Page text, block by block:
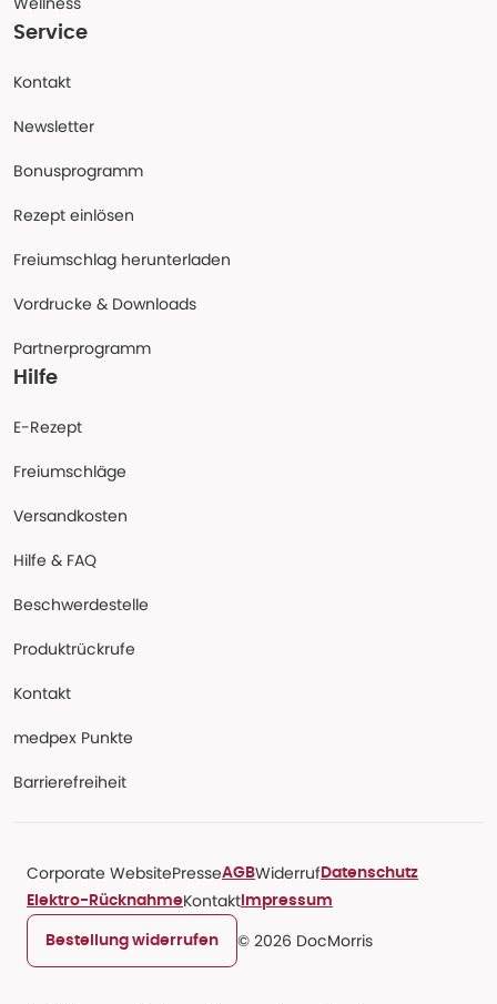
Service
Kontakt
Newsletter
Bonusprogramm
Rezept einlösen
Freiumschlag herunterladen
Vordrucke & Downloads
Partnerprogramm
Hilfe
E-Rezept
Freiumschläge
Versandkosten
Hilfe & FAQ
Beschwerdestelle
Produktrückrufe
Kontakt
medpex Punkte
Barrierefreiheit
Corporate WebsitePresseAGBWiderruf Datenschutz
Elektro-RücknahmeKontakt Impressum
Bestellung widerrufen © 2026 DocMorris